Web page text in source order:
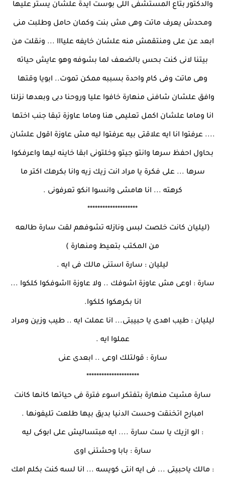
والدكتور بتاع المستشفى اللى بوست ايدة علشان يستر عليها
ومحدش يعرف ماتت وهى مش بنت وكمان حامل وطلبت منى
ابعد عن على ومنتقمش منه علشان خايفه عليااا ... ونقلت من
بيتنا لانى كنت بحس بالضعف لما بشوفه وهو عايش حياته
وهى ماتت وفى كام واحدة بسببه ممكن تموت.. ابويا وقتها
وافق علشان شافنى منهارة خافوا عليا وروحنا دبى وبعدها نزلنا
انا وماما علشان اكمل تعليمى هنا وماما عاوزة تبقا جنب اختها
.... عرفتوا انا ايه علاقتى بيه عرفتوا ليه مش عاوزة اقول علشان
بحاول احفظ سرها وانتو جيتو وخلتونى ابقا خاينه ليها واعرفكوا
سرها ... على فكرة يا مراد انت زيك زيه وانا بكرهك اكتر ما
كرهته ... انا هامشى وانسوا انكو تعرفونى .
********************
(ليليان كانت خلصت لبس ونازله تشوفهم لقت سارة طالعه
من المكتب بتعيط ومنهارة )
ليليان : سارة استنى مالك فى ايه .
سارة : اوعى مش عاوزة اشوفك .. ولا عاوزة ااشوفكوا كلكوا ...
انا بكرهكوا كلكوا.
ليليان : طيب اهدى يا حبيبتى... انا عملت ايه .. طيب وزين ومراد
عملوا ايه .
سارة : قولتلك اوعى .. ابعدى عنى
*********************
سارة مشيت منهارة بتفتكر اسوء فترة فى حياتها كانها كانت
امبارح اتخنقت وحست الدنيا بديق بيها طلعت تليفونها .
: الو ازيك يا ست سارة .... ايه مبتساليش على ابوكى ليه
سارة : بابا وحشتنى اوى
: مالك ياحبيتى ... فى ايه انتى كويسه ... انا لسه كنت بكلم امك